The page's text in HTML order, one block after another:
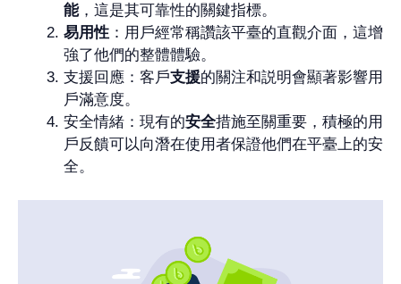
能，這是其可靠性的關鍵指標。
易用性 ：用戶經常稱讚該平臺的直觀介面，這增
強了他們的整體體驗。
支援回應：客戶支援的關注和説明會顯著影響用
戶滿意度。
安全情緒：現有的安全措施至關重要，積極的用
戶反饋可以向潛在使用者保證他們在平臺上的安
全。